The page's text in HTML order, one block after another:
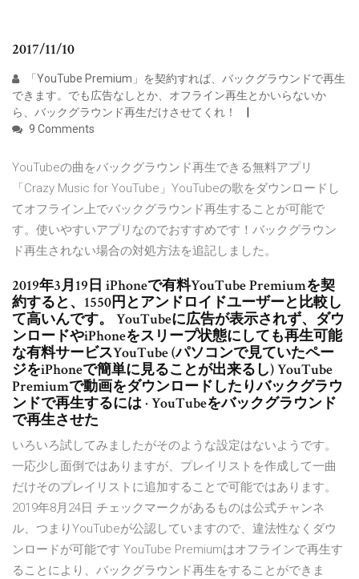
2017/11/10
「YouTube Premium」を契約すれば、バックグラウンドで再生
できます。でも広告なしとか、オフライン再生とかいらないか
ら、バックグラウンド再生だけさせてくれ！
9 Comments
YouTubeの曲をバックグラウンド再生できる無料アプリ
「Crazy Music for YouTube」YouTubeの歌をダウンロードし
てオフライン上でバックグラウンド再生することが可能で
す。使いやすいアプリなのでおすすめです！バックグラウン
ド再生されない場合の対処方法を追記しました。
2019年3月19日 iPhoneで有料YouTube Premiumを契
約すると、1550円とアンドロイドユーザーと比較し
て高いんです。 YouTubeに広告が表示されず、ダウ
ンロードやiPhoneをスリープ状態にしても再生可能
な有料サービスYouTube (パソコンで見ていたペー
ジをiPhoneで簡単に見ることが出来るし) YouTube
Premiumで動画をダウンロードしたりバックグラウ
ンドで再生するには · YouTubeをバックグラウンド
で再生させた
いろいろ試してみましたがそのような設定はないようです。
一応少し面倒ではありますが、プレイリストを作成して一曲
だけそのプレイリストに追加することで可能ではあります。
2019年8月24日 チェックマークがあるものは公式チャンネ
ル、つまりYouTubeが公認していますので、違法性なくダウ
ンロードが可能です YouTube Premiumはオフラインで再生す
ることにより、バックグラウンド再生をすることができま